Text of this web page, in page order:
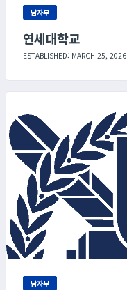
남자부
연세대학교
ESTABLISHED: MARCH 25, 2026
남자부